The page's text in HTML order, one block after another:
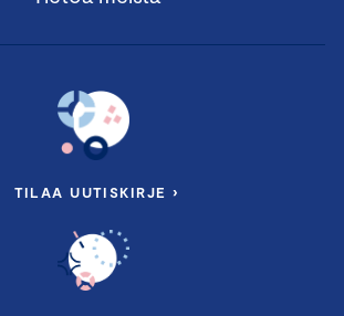
TILAA UUTISKIRJE ›